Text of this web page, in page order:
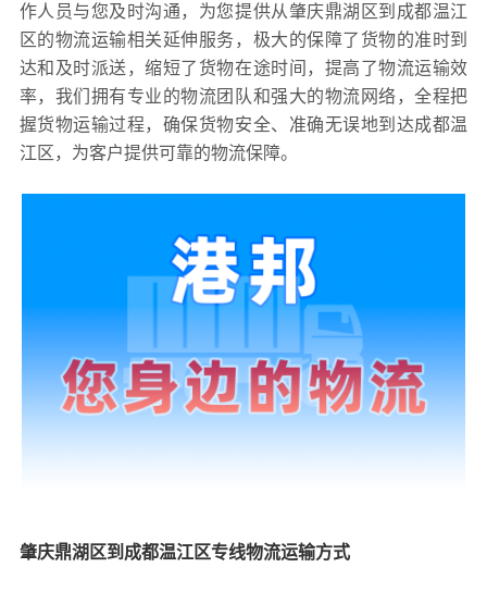
作人员与您及时沟通，为您提供从肇庆鼎湖区到成都温江
区的物流运输相关延伸服务，极大的保障了货物的准时到
达和及时派送，缩短了货物在途时间，提高了物流运输效
率，我们拥有专业的物流团队和强大的物流网络，全程把
握货物运输过程，确保货物安全、准确无误地到达成都温
江区，为客户提供可靠的物流保障。
肇庆鼎湖区到成都温江区专线物流运输方式